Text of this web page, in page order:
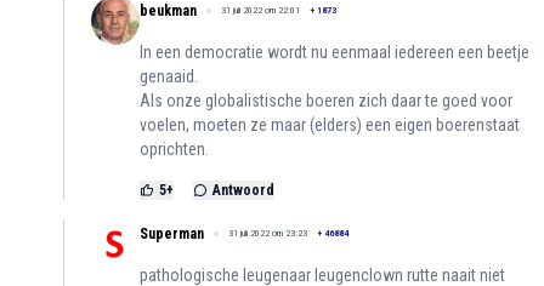
beukman 31 juli 2022 om 22:01 + 1873
In een democratie wordt nu eenmaal iedereen een beetje
genaaid.
Als onze globalistische boeren zich daar te goed voor
voelen, moeten ze maar (elders) een eigen boerenstaat
oprichten.
5+ Antwoord
Superman 31 juli 2022 om 23:23 + 46884
pathologische leugenaar leugenclown rutte naait niet